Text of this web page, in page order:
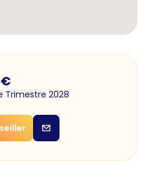
€
Trimestre 2028